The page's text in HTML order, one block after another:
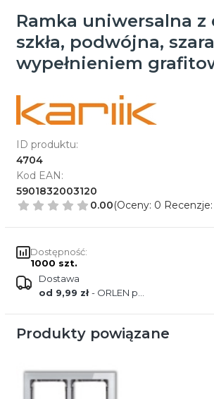
Ramka uniwersalna z
szkła, podwójna,
wypełnieniem
ID produktu:
4704
Kod EAN:
5901832003120
0.00(Oceny: 0
Dostępność:
1000 szt.
Dostawa
od 9,99 zł- ORLEN paczka
Produkty powiązane